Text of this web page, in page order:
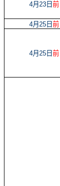
4月 23 日 前
4月 25 日 前
4月 25 日 前